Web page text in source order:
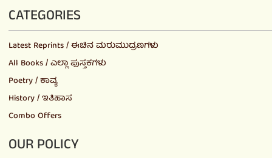
CATEGORIES
Latest Reprints / ಈಚಿನ ಮರುಮುದ್ರಣಗಳು
All Books / ಎಲ್ಲಾ ಪುಸ್ತಕಗಳು
Poetry / ಕಾವ್ಯ
History / ಇತಿಹಾಸ
Combo Offers
OUR POLICY